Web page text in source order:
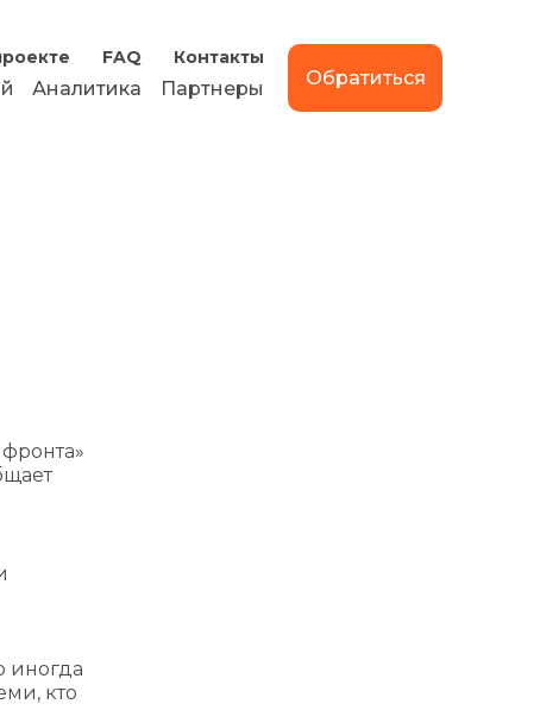
FAQ Контакты
Аналитика Партнеры Обратиться
иногда
кто